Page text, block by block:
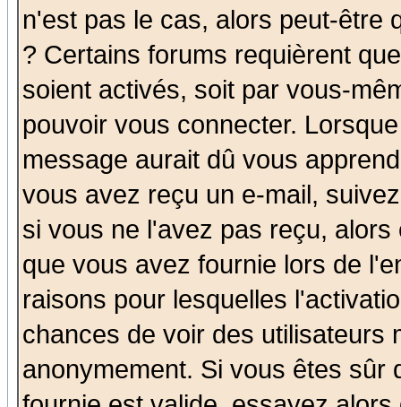
n'est pas le cas, alors peut-être
? Certains forums requièrent
soient activés, soit par vous-
pouvoir vous connecter.
message aurait dû vous
vous avez reçu un e-mail,
si vous ne l'avez pas reçu,
que vous avez fournie lors de
raisons pour lesquelles
chances de voir des utilisateurs
anonymement. Si vous êtes sûr